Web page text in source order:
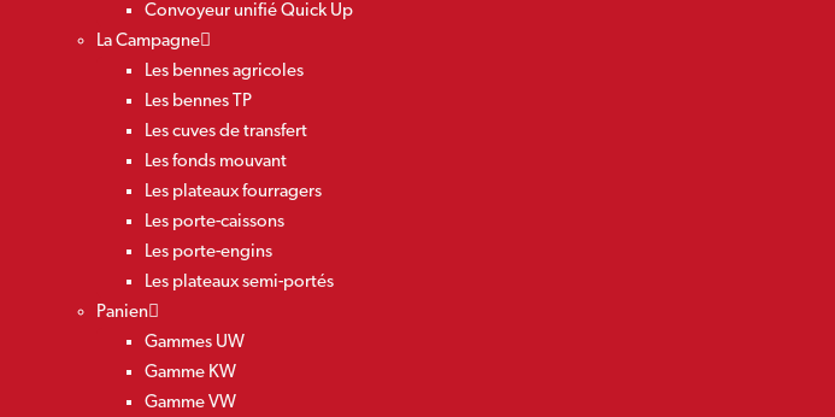
Convoyeur unifié Quick Up
La Campagne
Les bennes agricoles
Les bennes TP
Les cuves de transfert
Les fonds mouvant
Les plateaux fourragers
Les porte-caissons
Les porte-engins
Les plateaux semi-portés
Panien
Gammes UW
Gamme KW
Gamme VW